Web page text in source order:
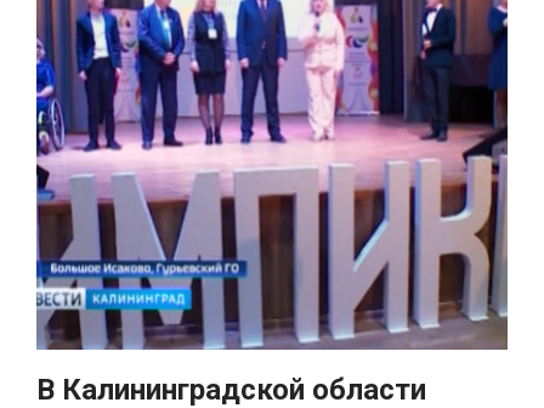
В Калининградской области